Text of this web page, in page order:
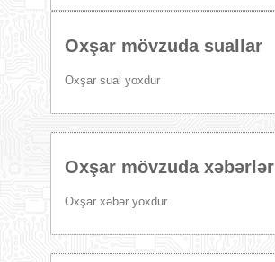
Oxşar mövzuda suallar
Oxşar sual yoxdur
Oxşar mövzuda xəbərlər
Oxşar xəbər yoxdur